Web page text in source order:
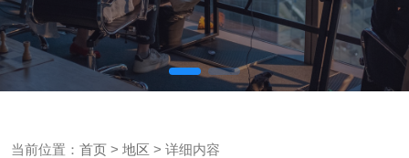
当前位置： 首页 > 地区 > 详细内容